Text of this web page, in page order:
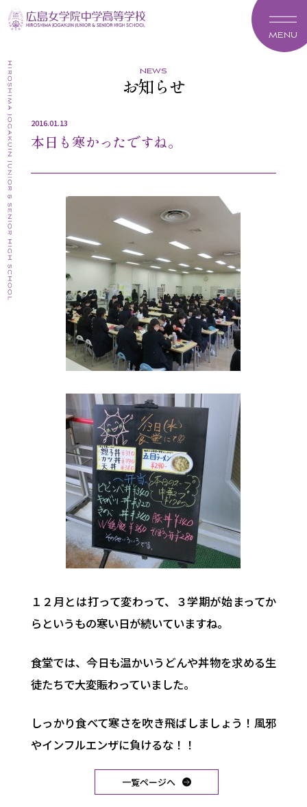
MENU
news
お知らせ
2016.01.13
本日も寒かったですね。
１２月とは打って変わって、３学期が始まってか
らというもの寒い日が続いていますね。
食堂では、今日も温かいうどんや丼物を求める生
徒たちで大変賑わっていました。
しっかり食べて寒さを吹き飛ばしましょう！風邪
やインフルエンザに負けるな！！
一覧ページへ